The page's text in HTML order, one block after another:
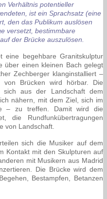
Verhältnis potentieller
ist ein Sprachsatz (eine
den das Publikum auslösen
versetzt, bestimmbare
der Brücke auszulösen.
eine begehbare Granitskulptur
über einen kleinen Bach gelegt
Zechberger klanginstalliert –
von Brücken wird hörbar. Die
sich aus der Landschaft dem
nähern, mit dem Ziel, sich im
– zu treffen. Damit wird die
die Rundfunkübertragungen
von Landschaft.
sich die Musiker auf dem
Kontakt mit den Skulpturen auf
mit Musikern aus Madrid
Die Brücke wird dem
Bestampfen, Betanzen